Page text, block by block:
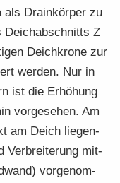
als Drai­n­kör­per zu
Deich­ab­schnitts Z
Deich­kro­ne zur
wer­den. Nur in
ist die Er­hö­hung
vor­ge­se­hen. Am
am Deich lie­gen­
Ver­brei­te­rung mit­
vor­ge­nom­